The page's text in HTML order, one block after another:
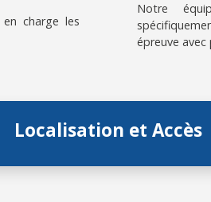
charge les
Notre
épreuve
Localisation et Accès